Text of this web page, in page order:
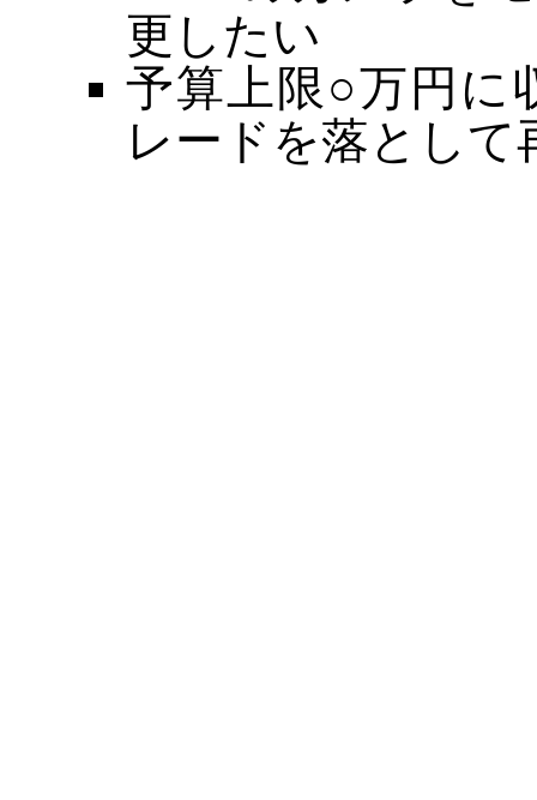
更したい
予算上限○万円に
レードを落とし